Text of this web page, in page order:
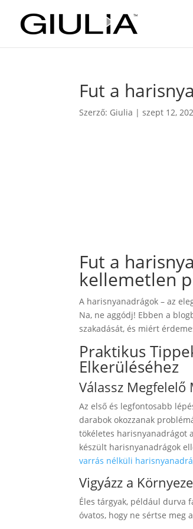
Fut a
Szerző: Giulia |szept 12,
Fut a
kellemetlen
A harisnyanadrágok – az
Na, ne aggódj! Ebben a
szakadását, és miért
Praktikus
Elkerüléséhez
Válassz
Az első és legfontosabb
darabok okozzanak
tökéletes harisnyanadrágot
készült harisnyanadrágok
varrás nélküli
Vigyázz a
Éles tárgyak, például durva
óvatos, hogy ne sértse meg